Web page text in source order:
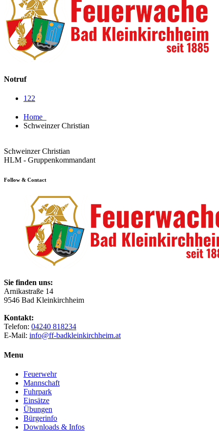
Notruf
122
Home
Schweinzer Christian
Schweinzer Christian
HLM - Gruppenkommandant
Follow & Contact
Sie finden uns:
Arnikastraße 14
9546 Bad Kleinkirchheim
Kontakt:
Telefon: 04240 818234
E-Mail: info@ff-badkleinkirchheim.at
Menu
Feuerwehr
Mannschaft
Fuhrpark
Einsätze
Übungen
Bürgerinfo
Downloads & Infos